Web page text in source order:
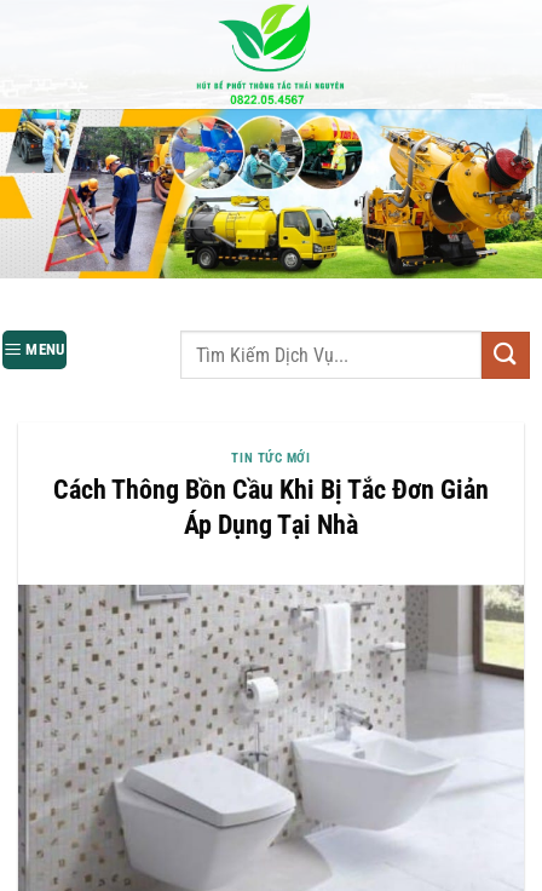
dung
MENU
TIN TỨC MỚI
Cách Thông Bồn Cầu Khi Bị Tắc Đơn Giản
Áp Dụng Tại Nhà